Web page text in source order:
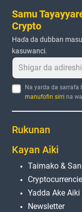
Samu
Crypto
Haɗa da dubban
kasuwanci.
Na yarda da sarrafa
manufofin sirri na
Rukunan
Kayan Aiki
Taimako &
Yadda Ake Aiki
Newsletter